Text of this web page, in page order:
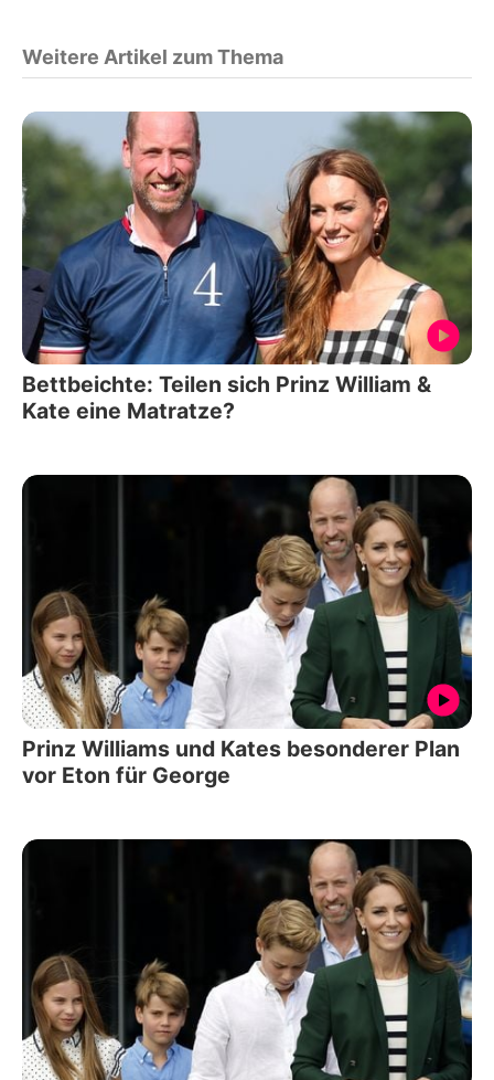
Weitere Artikel zum Thema
Bettbeichte: Teilen sich Prinz William &
Kate eine Matratze?
Prinz Williams und Kates besonderer Plan
vor Eton für George